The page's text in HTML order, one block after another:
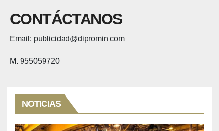
CONTÁCTANOS
Email: publicidad@dipromin.com
M. 955059720
NOTICIAS